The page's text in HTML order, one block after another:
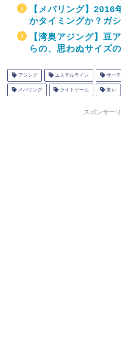
【メバリング】
かタイミングか？ガ
【湾奥アジング】豆
らの、思わぬサイズ
アジング エステルライン サーテ
メバリング ライトゲーム 東レ
スポンサー